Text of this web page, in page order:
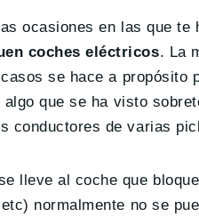
ocasiones en las que te
coches eléctricos. La
se hace a propósito
que se ha visto
conductores de varias
lleve al coche que
normalmente no se